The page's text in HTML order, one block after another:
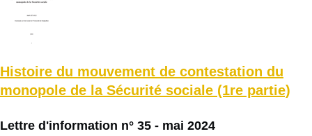
Histoire du mouvement de contestation du
monopole de la Sécurité sociale (1re partie)
Lettre d'information n° 35 - mai 2024